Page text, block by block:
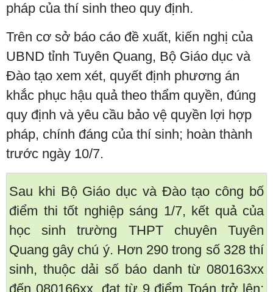
pháp của thí sinh theo quy định.
Trên cơ sở báo cáo đề xuất, kiến nghị của
UBND tỉnh Tuyên Quang, Bộ Giáo dục và
Đào tạo xem xét, quyết định phương án
khắc phục hậu quả theo thẩm quyền, đúng
quy định và yêu cầu bảo vệ quyền lợi hợp
pháp, chính đáng của thí sinh; hoàn thành
trước ngày 10/7.
Sau khi Bộ Giáo dục và Đào tạo công bố
điểm thi tốt nghiệp sáng 1/7, kết quả của
học sinh trường THPT chuyên Tuyên
Quang gây chú ý. Hơn 290 trong số 328 thí
sinh, thuộc dải số báo danh từ 080163xx
đến 080166xx, đạt từ 9 điểm Toán trở lên;